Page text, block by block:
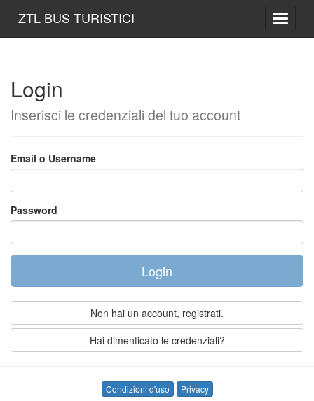
Toggle
ZTL BUS TURISTICI
Login
Inserisci le credenziali del tuo account
Email o Username
Password
Non hai un account, registrati.
Hai dimenticato le credenziali?
Condizioni d'uso Privacy